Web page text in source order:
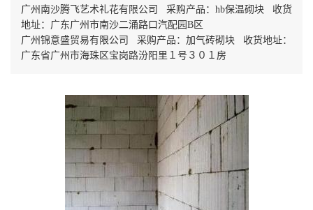
广州南沙腾飞艺术礼花有限公司 采购产品：hb保温砌块 收货
地址：广东广州市南沙二涌路口汽配园B区
广州锦意盛贸易有限公司 采购产品：加气砖砌块 收货地址：
广东省广州市海珠区宝岗路汾阳里１号３０１房